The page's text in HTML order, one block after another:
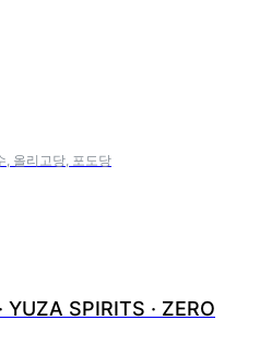
, 올리고당, 포도당
YUZA SPIRITS · ZERO